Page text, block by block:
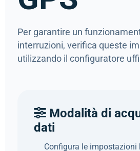
Per garantire un
interruzioni, verifica queste
utilizzando il configuratore
Modalità di
dati
Configura le impostazioni